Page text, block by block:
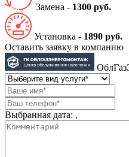
Замена - 1300 руб.
Установка - 1890 руб.
Оставить заявку в компанию
Выбранная дата: ,